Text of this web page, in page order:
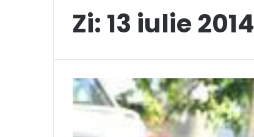
Zi: 13 iulie 2014